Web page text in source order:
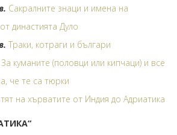
Сакралните знаци и имена на
династията Дуло
Траки, котраги и българи
За куманите (половци или кипчаци) и все
че те са тюрки
на хърватите от Индия до Адриатика